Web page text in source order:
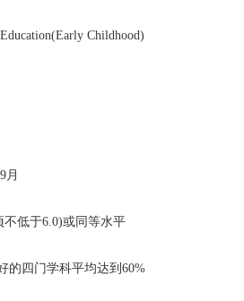
Childhood)
月
低于6.0)或同等水平
的四门学科平均达到60%